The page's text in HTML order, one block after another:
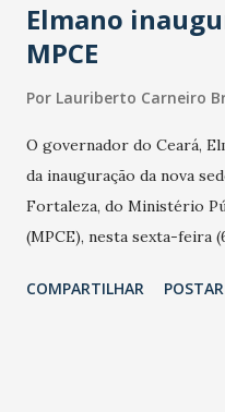
Elmano
MPCE
Por Lauriberto Carneiro
O governador do Ceará,
da inauguração da nova
Fortaleza, do Ministério
(MPCE), nesta sexta-feira
próximo a outros órgãos
COMPARTILHAR